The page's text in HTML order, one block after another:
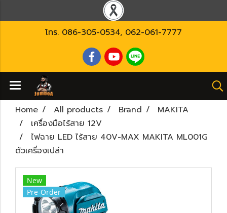
โทร. 086-305-0534, 062-061-7777
Home All products Brand
MAKITA
เครื่องมือไร้สาย 12V
ไฟฉาย LED ไร้สาย 40V-MAX MAKITA ML001G
ตัวเครื่องเปล่า
New
Pre-Order